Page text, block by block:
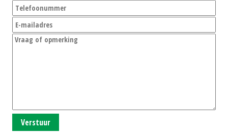
Verstuur